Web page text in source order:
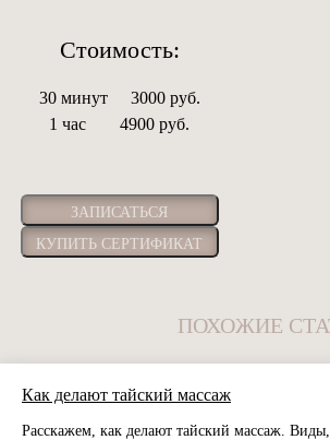
Стоимость:
30 минут
3000 руб.
1 час
4900 руб.
ЗАПИСАТЬСЯ
КУПИТЬ СЕРТИФИКАТ
ПОХОЖИЕ
Как делают тайский массаж
Расскажем, как делают тайский массаж. Виды,